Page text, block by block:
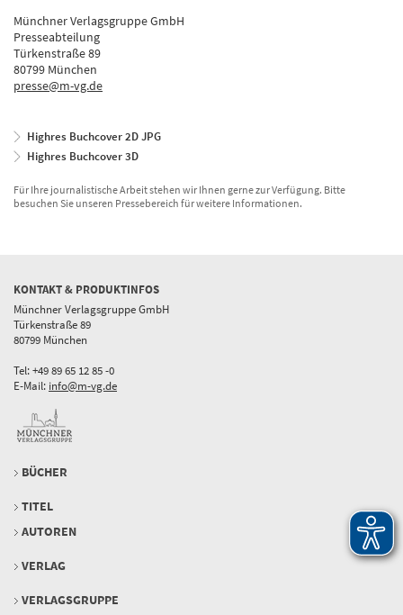
Münchner Verlagsgruppe GmbH
Presseabteilung
Türkenstraße 89
80799 München
presse@m-vg.de
Highres Buchcover 2D JPG
Highres Buchcover 3D
Für Ihre journalistische Arbeit stehen wir Ihnen gerne zur Verfügung. Bitte
besuchen Sie unseren Pressebereich für weitere Informationen.
KONTAKT & PRODUKTINFOS
Münchner Verlagsgruppe GmbH
Türkenstraße 89
80799 München
Tel: +49 89 65 12 85 -0
E-Mail: info@m-vg.de
BÜCHER
TITEL
AUTOREN
VERLAG
VERLAGSGRUPPE